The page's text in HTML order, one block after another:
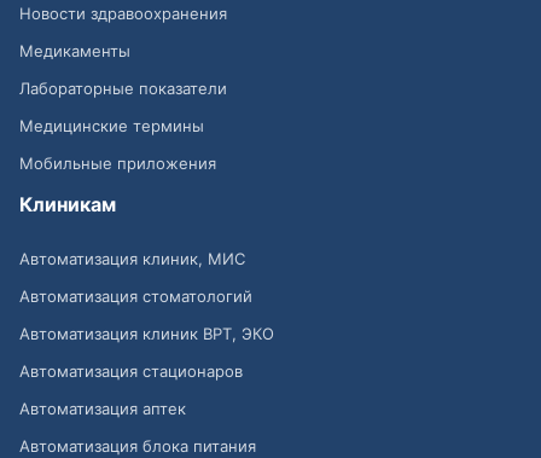
Новости здравоохранения
Медикаменты
Лабораторные показатели
Медицинские термины
Мобильные приложения
Клиникам
Автоматизация клиник, МИС
Автоматизация стоматологий
Автоматизация клиник ВРТ, ЭКО
Автоматизация стационаров
Автоматизация аптек
Автоматизация блока питания